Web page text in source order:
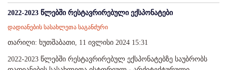
2022-2023 წლებში რესტავრირებული ექსპონატები
დადიანების სასახლეთა საგანძური
თარიღი: ხუთშაბათი, 11 ივლისი 2024 15:31
2022-2023 წლებში რესტავრირებულ ექსპონატებზე საუბრობს